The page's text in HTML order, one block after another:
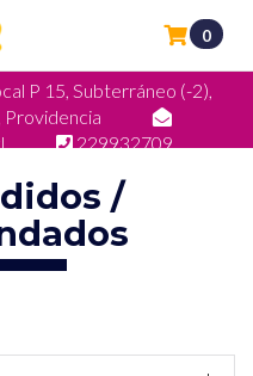
P 15, Subterráneo (-2),
Providencia
229932709
0
/